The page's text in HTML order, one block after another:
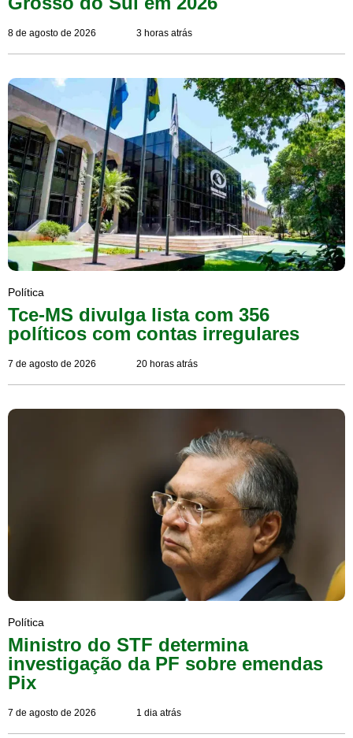
8 de agosto de 2026 3 horas atrás
Política
Tce-MS divulga lista com 356
políticos com contas irregulares
7 de agosto de 2026 20 horas atrás
Política
Ministro do STF determina
investigação da PF sobre emendas
Pix
7 de agosto de 2026 1 dia atrás